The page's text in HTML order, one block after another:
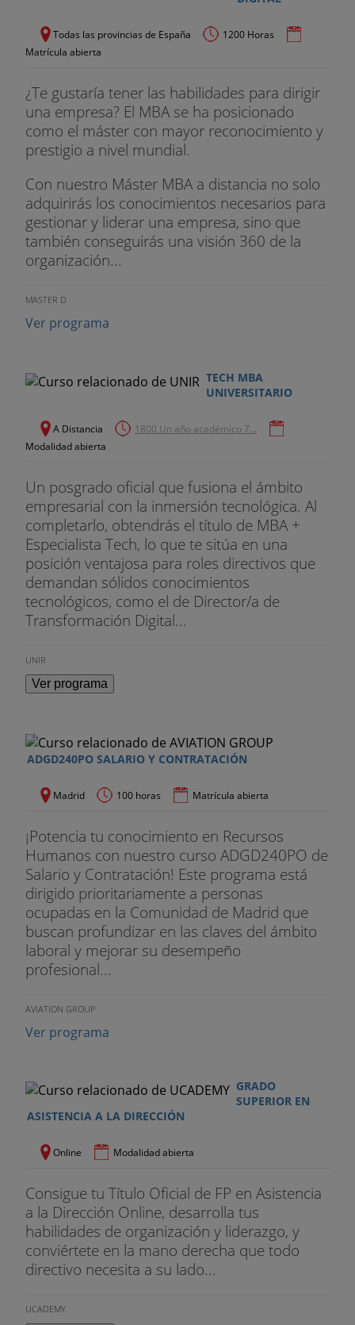
Todas las provincias de España
1200 Horas
Matrícula abierta
¿Te gustaría tener las habilidades para dirigir
una empresa? El MBA se ha posicionado
como el máster con mayor reconocimiento y
prestigio a nivel mundial.
Con nuestro Máster MBA a distancia no solo
adquirirás los conocimientos necesarios para
gestionar y liderar una empresa, sino que
también conseguirás una visión 360 de la
organización...
MASTER D
Ver programa
TECH MBA
UNIVERSITARIO
A Distancia
1800 Un año académico 7...
Modalidad abierta
Un posgrado oficial que fusiona el ámbito
empresarial con la inmersión tecnológica. Al
completarlo, obtendrás el título de MBA +
Especialista Tech, lo que te sitúa en una
posición ventajosa para roles directivos que
demandan sólidos conocimientos
tecnológicos, como el de Director/a de
Transformación Digital...
UNIR
Ver programa
ADGD240PO SALARIO Y CONTRATACIÓN
Madrid 100 horas Matrícula abierta
¡Potencia tu conocimiento en Recursos
Humanos con nuestro curso ADGD240PO de
Salario y Contratación! Este programa está
dirigido prioritariamente a personas
ocupadas en la Comunidad de Madrid que
buscan profundizar en las claves del ámbito
laboral y mejorar su desempeño
profesional...
AVIATION GROUP
Ver programa
GRADO
SUPERIOR EN
ASISTENCIA A LA DIRECCIÓN
Online Modalidad abierta
Consigue tu Título Oficial de FP en Asistencia
a la Dirección Online, desarrolla tus
habilidades de organización y liderazgo, y
conviértete en la mano derecha que todo
directivo necesita a su lado...
UCADEMY